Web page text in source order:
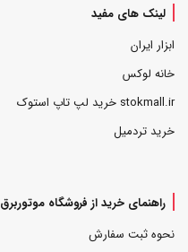
لینک های مفید
ابزار ایران
خانه لوکس
stokmall.ir خرید لپ تاپ استوک
خرید تردمیل
راهنمای خرید از فروشگاه موتوربرق
نحوه ثبت سفارش